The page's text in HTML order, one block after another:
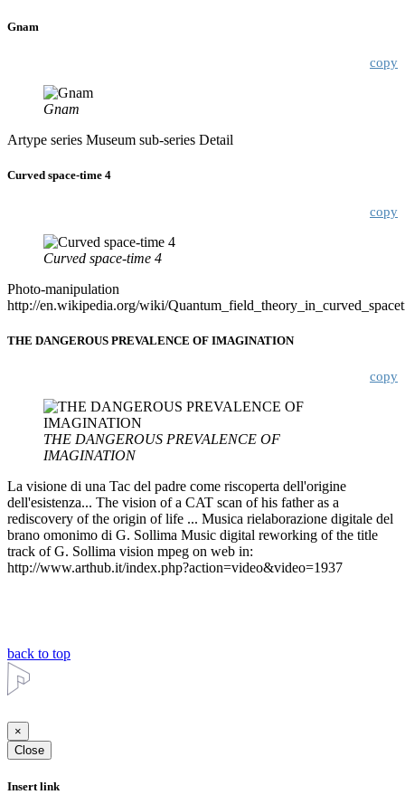
Gnam
copy
Gnam
Artype series Museum sub-series Detail
Curved space-time 4
copy
Curved space-time 4
Photo-manipulation
http://en.wikipedia.org/wiki/
THE DANGEROUS PREVALENCE OF IMAGINATION
copy
THE DANGEROUS PREVALENCE OF
IMAGINATION
La visione di una Tac del padre come riscoperta dell'origine
dell'esistenza... The vision of a CAT scan of his father as a
rediscovery of the origin of life ... Musica rielaborazione digitale del
brano omonimo di G. Sollima Music digital reworking of the title
track of G. Sollima vision mpeg on web in:
http://www.arthub.it/index.php?action=video&video=1937
back to top
×
Close
Insert link